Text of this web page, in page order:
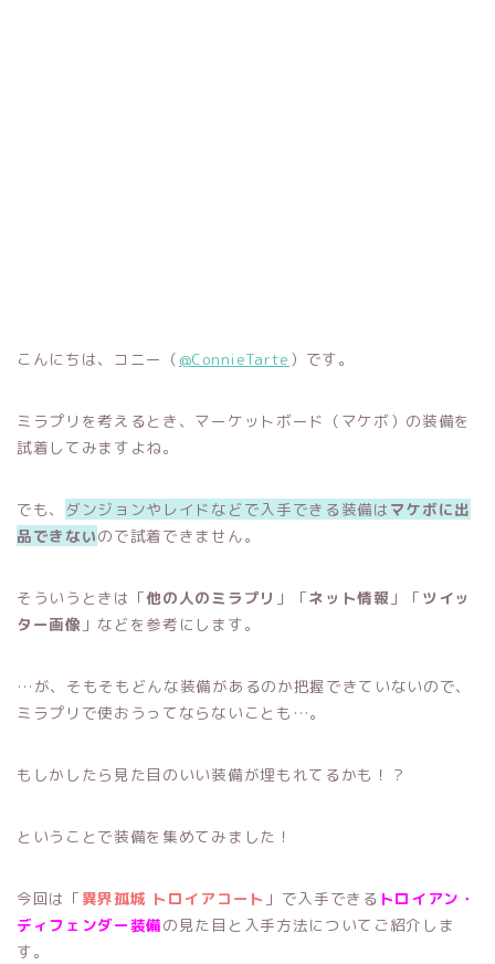
こんにちは、コニー（ @ConnieTarte ）です。
ミラプリを考えるとき、マーケットボード（マケボ）の装備を
試着してみますよね。
でも、 ダンジョンやレイドなどで入手できる装備は マケボに出
品できないので試着できません。
そういうときは「他の人のミラプリ 」「ネット情報 」「 ツイッ
ター画像 」などを参考にします。
…が、そもそもどんな装備があるのか把握できていないので、
ミラプリで使おうってならないことも…。
もしかしたら見た目のいい装備が埋もれてるかも！？
ということで装備を集めてみました！
今回は「 異界孤城 トロイアコート 」で入手できる トロイアン・
ディフェンダー装備の見た目と入手方法についてご紹介しま
す。